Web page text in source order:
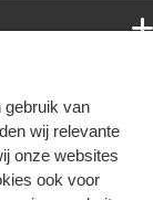
gebruik van
wij relevante
onze websites
ook voor